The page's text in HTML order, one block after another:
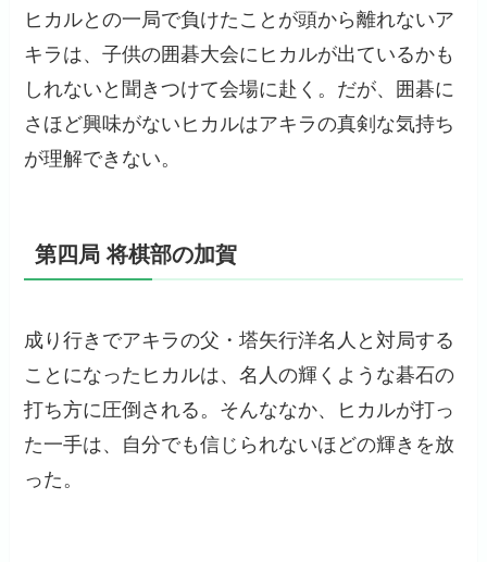
ヒカルとの一局で負けたことが頭から離れないア
キラは、子供の囲碁大会にヒカルが出ているかも
しれないと聞きつけて会場に赴く。だが、囲碁に
さほど興味がないヒカルはアキラの真剣な気持ち
が理解できない。
第四局 将棋部の加賀
成り行きでアキラの父・塔矢行洋名人と対局する
ことになったヒカルは、名人の輝くような碁石の
打ち方に圧倒される。そんななか、ヒカルが打っ
た一手は、自分でも信じられないほどの輝きを放
った。